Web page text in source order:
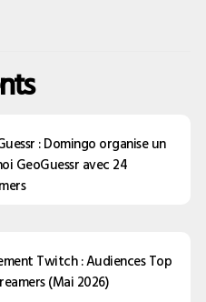
: Domingo organise un
GeoGuessr avec 24
Twitch : Audiences Top
(Mai 2026)